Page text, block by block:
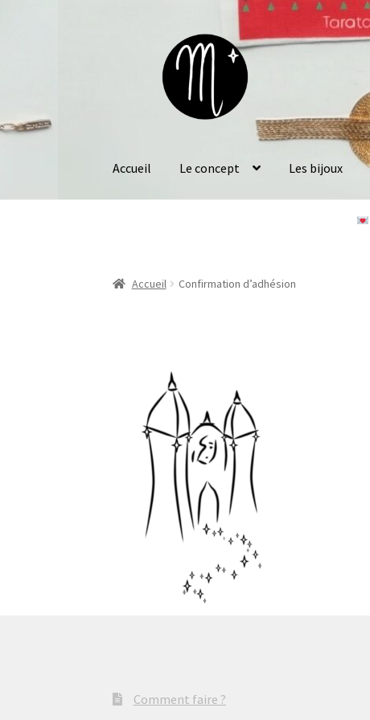
Accueil Le concept Les bijoux
Accueil Confirmation d’adhésion
Comment faire ?